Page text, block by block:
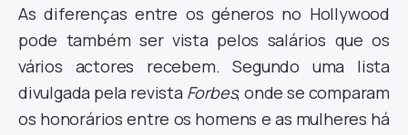
As diferenças entre os géneros no Hollywood
pode também ser vista pelos salários que os
vários actores recebem. Segundo uma lista
divulgada pela revista Forbes, onde se comparam
os honorários entre os homens e as mulheres há